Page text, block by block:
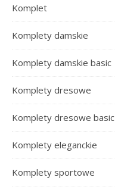
Komplet
Komplety damskie
Komplety damskie basic
Komplety dresowe
Komplety dresowe basic
Komplety eleganckie
Komplety sportowe